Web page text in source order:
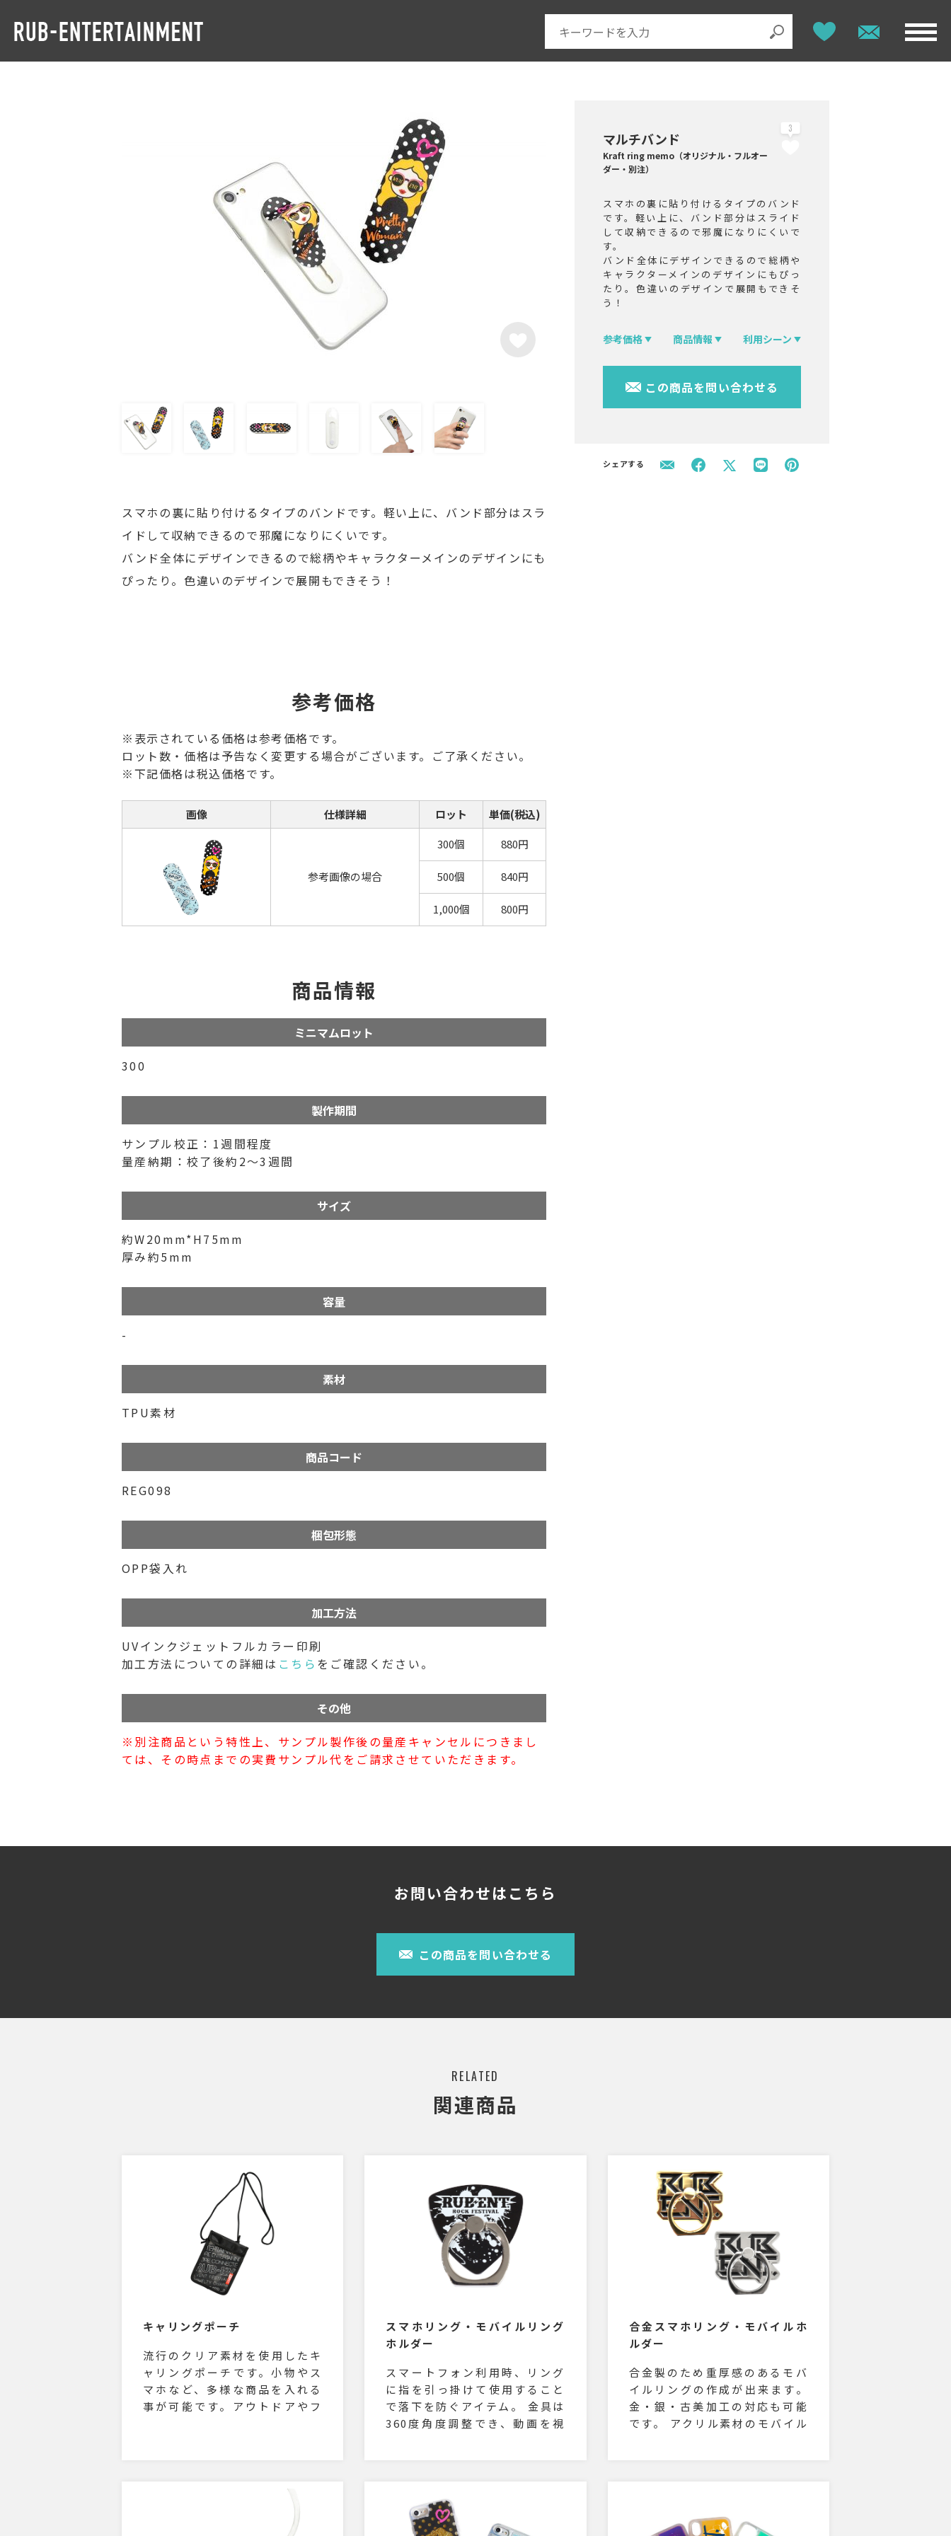
マルチバンド
Kraft ring memo（オリジナル・フルオー
ダー・別注）
3
スマホの裏に貼り付けるタイプのバンド
です。軽い上に、バンド部分はスライド
して収納できるので邪魔になりにくいで
す。
バンド全体にデザインできるので総柄や
キャラクターメインのデザインにもぴっ
たり。色違いのデザインで展開もできそ
う！
参考価格 商品情報 利用シーン
この商品を問い合わせる
シェアする
スマホの裏に貼り付けるタイプのバンドです。軽い上に、バンド部分はスラ
イドして収納できるので邪魔になりにくいです。
バンド全体にデザインできるので総柄やキャラクターメインのデザインにも
ぴったり。色違いのデザインで展開もできそう！
参考価格
※表示されている価格は参考価格です。
ロット数・価格は予告なく変更する場合がございます。ご了承ください。
※下記価格は税込価格です。
画像 仕様詳細 ロット 単価(税込)
参考画像の場合
300個 880円
500個 840円
1,000個 800円
商品情報
ミニマムロット
300
製作期間
サンプル校正：1週間程度
量産納期：校了後約2〜3週間
サイズ
約W20mm*H75mm
厚み約5mm
容量
-
素材
TPU素材
商品コード
REG098
梱包形態
OPP袋入れ
加工方法
UVインクジェットフルカラー印刷
加工方法についての詳細は こちら をご確認ください。
その他
※別注商品という特性上、サンプル製作後の量産キャンセルにつきまし
ては、その時点までの実費サンプル代をご請求させていただきます。
お問い合わせはこちら
この商品を問い合わせる
RELATED
関連商品
キャリングポーチ
流行のクリア素材を使用したキ
ャリングポーチです。小物やス
マホなど、多様な商品を入れる
事が可能です。アウトドアやフ
スマホリング・モバイルリング
ホルダー
スマートフォン利用時、リング
に指を引っ掛けて使用すること
で落下を防ぐアイテム。 金具は
360度角度調整でき、動画を視
タイプもご用意しております。
合金スマホリング・モバイルホ
ルダー
合金製のため重厚感のあるモバ
イルリングの作成が出来ます。
金・銀・古美加工の対応も可能
です。 アクリル素材のモバイル